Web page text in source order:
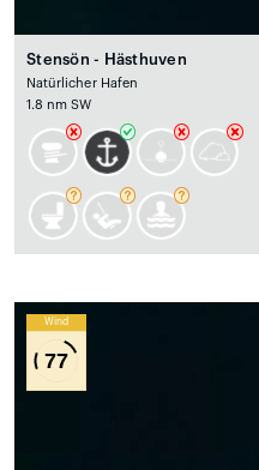
Stensön - Hästhuven
Natürlicher Hafen
1.8 nm SW
Wind
77